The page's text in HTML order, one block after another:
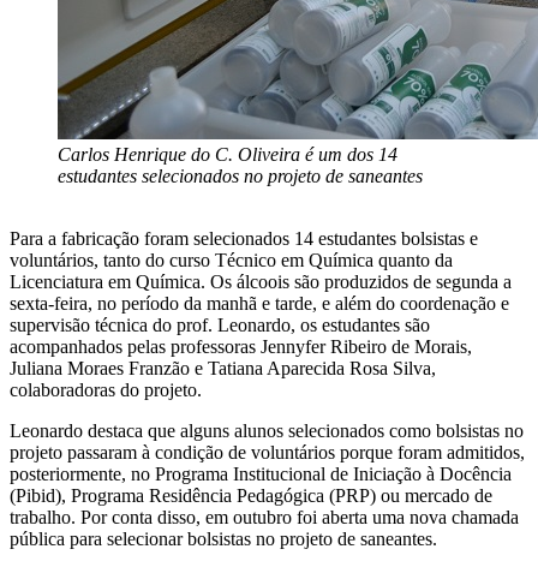
Carlos Henrique do C. Oliveira é um dos 14
estudantes selecionados no projeto de saneantes
Para a fabricação foram selecionados 14 estudantes bolsistas e
voluntários, tanto do curso Técnico em Química quanto da
Licenciatura em Química. Os álcoois são produzidos de segunda a
sexta-feira, no período da manhã e tarde, e além do coordenação e
supervisão técnica do prof. Leonardo, os estudantes são
acompanhados pelas professoras Jennyfer Ribeiro de Morais,
Juliana Moraes Franzão e Tatiana Aparecida Rosa Silva,
colaboradoras do projeto.
Leonardo destaca que alguns alunos selecionados como bolsistas no
projeto passaram à condição de voluntários porque foram admitidos,
posteriormente, no Programa Institucional de Iniciação à Docência
(Pibid), Programa Residência Pedagógica (PRP) ou mercado de
trabalho. Por conta disso, em outubro foi aberta uma nova chamada
pública para selecionar bolsistas no projeto de saneantes.